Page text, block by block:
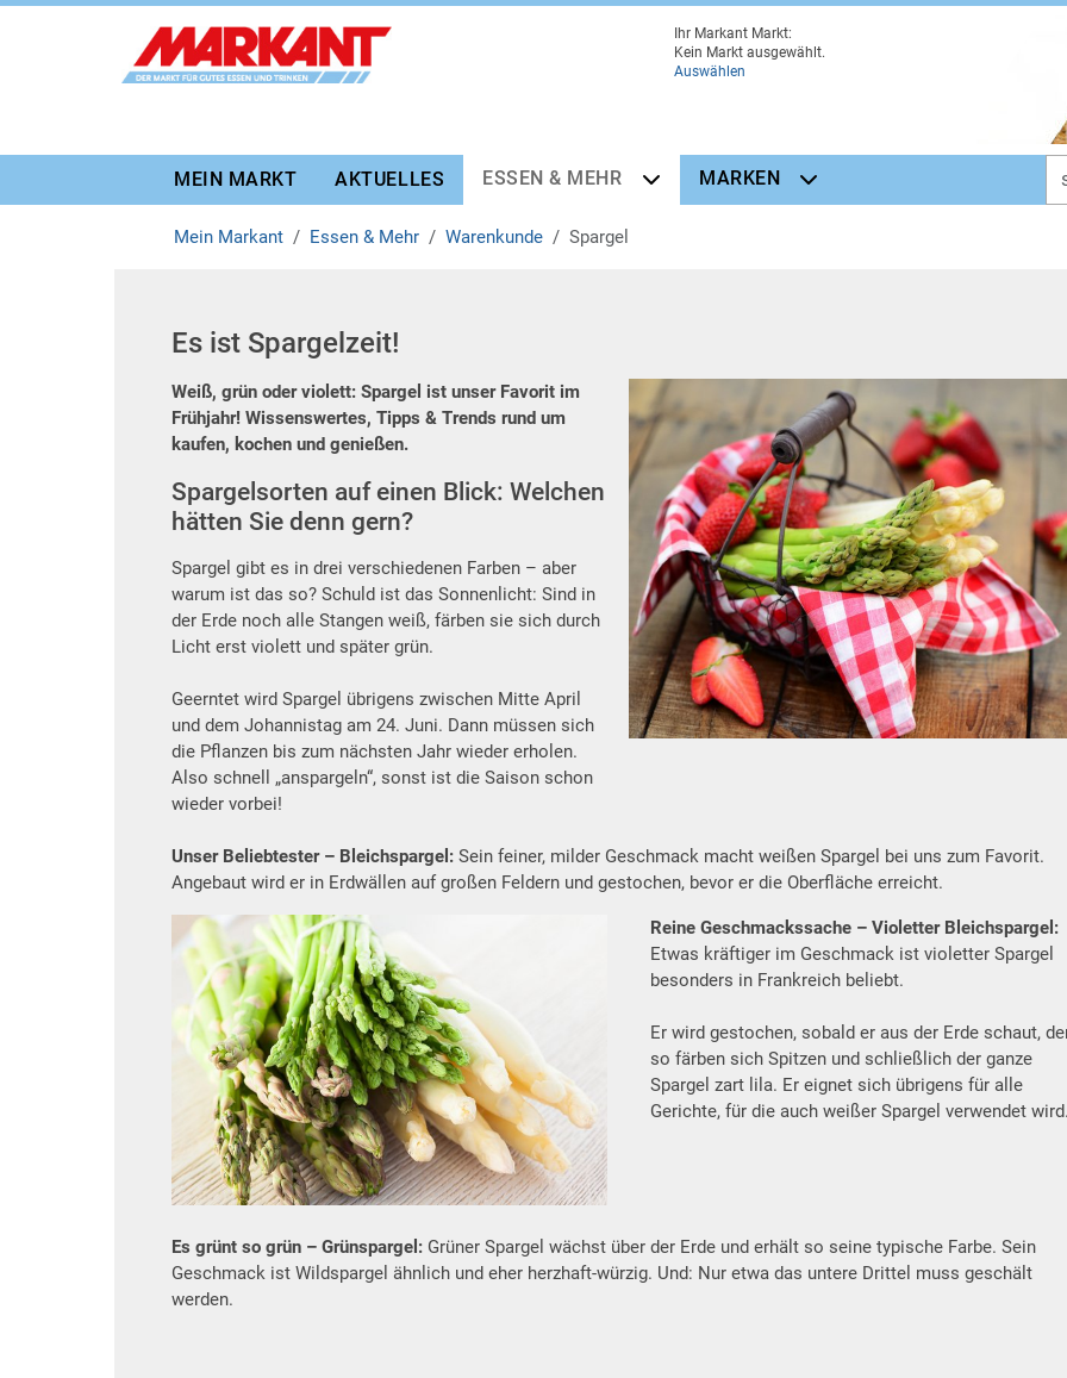
Zur Marktauswahl
Zur Hauptnavigation
Zum Hauptinhalt
Zum Fussbereich
Ihr Markant Markt:
Kein Markt ausgewählt.
Auswählen
MEIN MARKT AKTUELLES ESSEN & MEHR MARKEN
Mein Markant Essen & Mehr Warenkunde Spargel
Es ist Spargelzeit!
Weiß, grün oder violett: Spargel ist unser Favorit im
Frühjahr! Wissenswertes, Tipps & Trends rund um
kaufen, kochen und genießen.
Spargelsorten auf einen Blick: Welchen
hätten Sie denn gern?
Spargel gibt es in drei verschiedenen Farben – aber
warum ist das so? Schuld ist das Sonnenlicht: Sind in
der Erde noch alle Stangen weiß, färben sie sich durch
Licht erst violett und später grün.
Geerntet wird Spargel übrigens zwischen Mitte April
und dem Johannistag am 24. Juni. Dann müssen sich
die Pflanzen bis zum nächsten Jahr wieder erholen.
Also schnell „anspargeln“, sonst ist die Saison schon
wieder vorbei!
Unser Beliebtester – Bleichspargel: Sein feiner, milder Geschmack macht weißen Spargel bei uns zum Favorit.
Angebaut wird er in Erdwällen auf großen Feldern und gestochen, bevor er die Oberfläche erreicht.
Reine Geschmackssache – Violetter Bleichspargel:
Etwas kräftiger im Geschmack ist violetter Spargel
besonders in Frankreich beliebt.
Er wird gestochen, sobald er aus der Erde schaut,
so färben sich Spitzen und schließlich der ganze
Spargel zart lila. Er eignet sich übrigens für alle
Gerichte, für die auch weißer Spargel verwendet
Es grünt so grün – Grünspargel: Grüner Spargel wächst über der Erde und erhält so seine typische Farbe. Sein
Geschmack ist Wildspargel ähnlich und eher herzhaft-würzig. Und: Nur etwa das untere Drittel muss geschält
werden.